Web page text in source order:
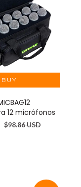
12 micrófonos
$98.86 USD